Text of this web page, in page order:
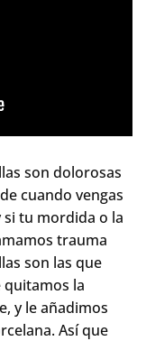
son dolorosas
cuando vengas
si tu mordida o la
trauma
son las que
quitamos la
y le añadimos
Así que